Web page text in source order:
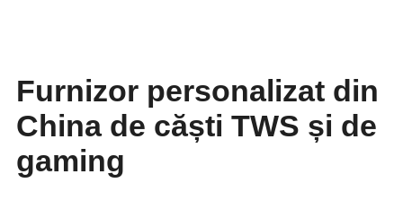
Furnizor personalizat din
China de căști TWS și de
gaming